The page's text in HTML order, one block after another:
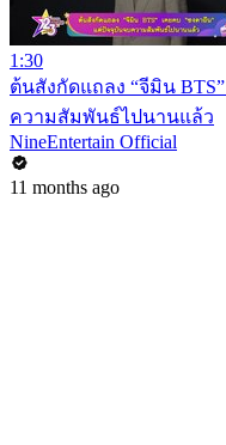
1:30
ต้นสังกัดแถลง “จีมิน
ความสัมพันธ์ไปนานแล้ว
NineEntertain Official
11 months ago